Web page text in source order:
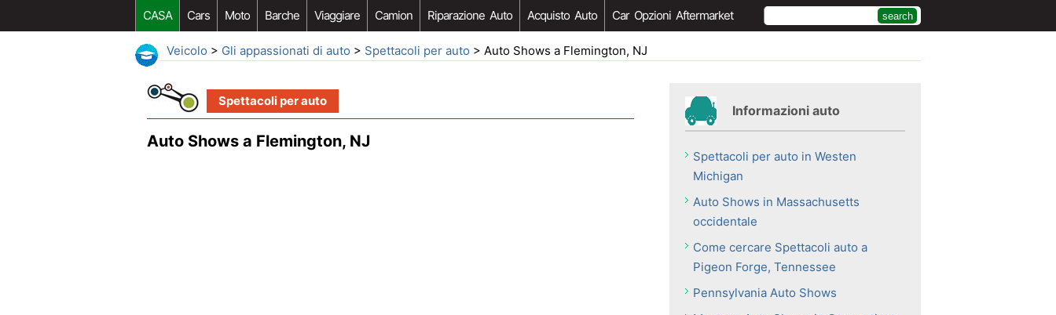
CASA Cars Moto Barche Viaggiare Camion Riparazione Auto Acquisto Auto Car Opzioni Aftermarket
Veicolo > Gli appassionati di auto > Spettacoli per auto > Auto Shows a Flemington, NJ
Spettacoli per auto
Auto Shows a Flemington, NJ
Informazioni auto
Spettacoli per auto in Westen
Michigan
Auto Shows in Massachusetts
occidentale
Come cercare Spettacoli auto a
Pigeon Forge, Tennessee
Pennsylvania Auto Shows